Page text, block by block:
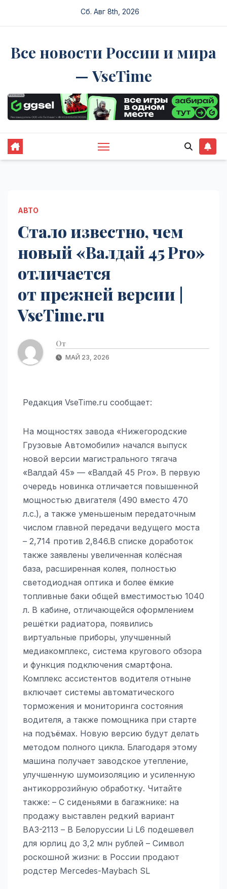
Сб. Авг 8th, 2026
Все новости России и мира
— VseTime
АВТО
Стало известно, чем
новый «Валдай 45 Pro»
отличается
от прежней версии |
VseTime.ru
От
МАЙ 23, 2026
Редакция VseTime.ru сообщает:
На мощностях завода «Нижегородские
Грузовые Автомобили» начался выпуск
новой версии магистрального тягача
«Валдай 45» — «Валдай 45 Pro». В первую
очередь новинка отличается повышенной
мощностью двигателя (490 вместо 470
л.с.), а также уменьшеным передаточным
числом главной передачи ведущего моста
– 2,714 против 2,846.В списке доработок
также заявлены увеличенная колёсная
база, расширенная колея, полностью
светодиодная оптика и более ёмкие
топливные баки общей вместимостью 1040
л. В кабине, отличающейся оформлением
решётки радиатора, появились
виртуальные приборы, улучшенный
медиакомплекс, система кругового обзора
и функция подключения смартфона.
Комплекс ассистентов водителя отныне
включает системы автоматического
торможения и мониторинга состояния
водителя, а также помощника при старте
на подъёмах. Новую версию будут делать
методом полного цикла. Благодаря этому
машина получает заводское утепление,
улучшенную шумоизоляцию и усиленную
антикоррозийную обработку. Читайте
также: – С сиденьями в багажнике: на
продажу выставлен редкий вариант
ВАЗ-2113 – В Белоруссии Li L6 подешевел
для юрлиц до 3,2 млн рублей – Символ
роскошной жизни: в России продают
родстер Mercedes-Maybach SL